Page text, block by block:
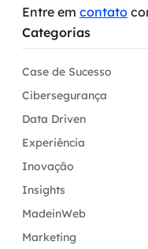
Entre em contato
Categorias
Case de Sucesso
Cibersegurança
Data Driven
Experiência
Inovação
Insights
MadeinWeb
Marketing